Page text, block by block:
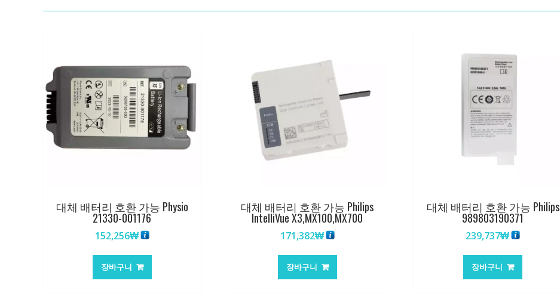
대체 배터리 호환 가능 Physio
21330-001176
152,256₩
장바구니
대체 배터리 호환 가능 Philips
IntelliVue X3,MX100,MX700
171,382₩
장바구니
대체 배터리 호환 가능 Philips
989803190371
239,737₩
장바구니